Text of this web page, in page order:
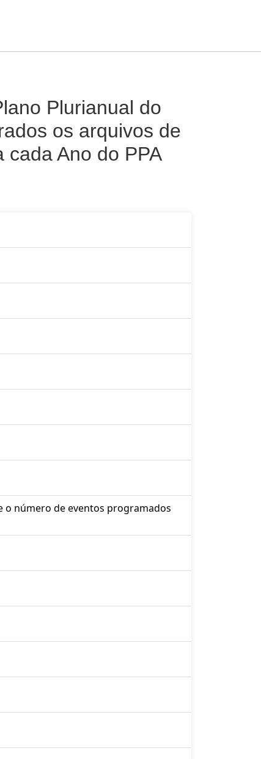
Plurianual do
os arquivos de
Ano do PPA
o número de eventos programados